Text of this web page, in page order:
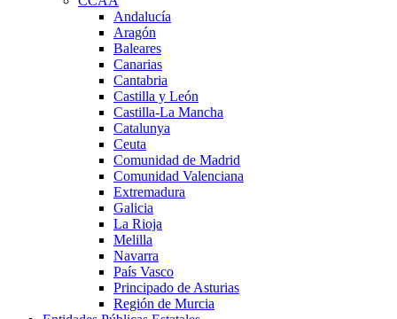
Andalucía
Aragón
Baleares
Canarias
Cantabria
Castilla y León
Castilla-La Mancha
Catalunya
Ceuta
Comunidad de Madrid
Comunidad Valenciana
Extremadura
Galicia
La Rioja
Melilla
Navarra
País Vasco
Principado de Asturias
Región de Murcia